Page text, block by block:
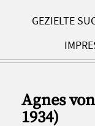
GEZIELTE
Agnes
1934)